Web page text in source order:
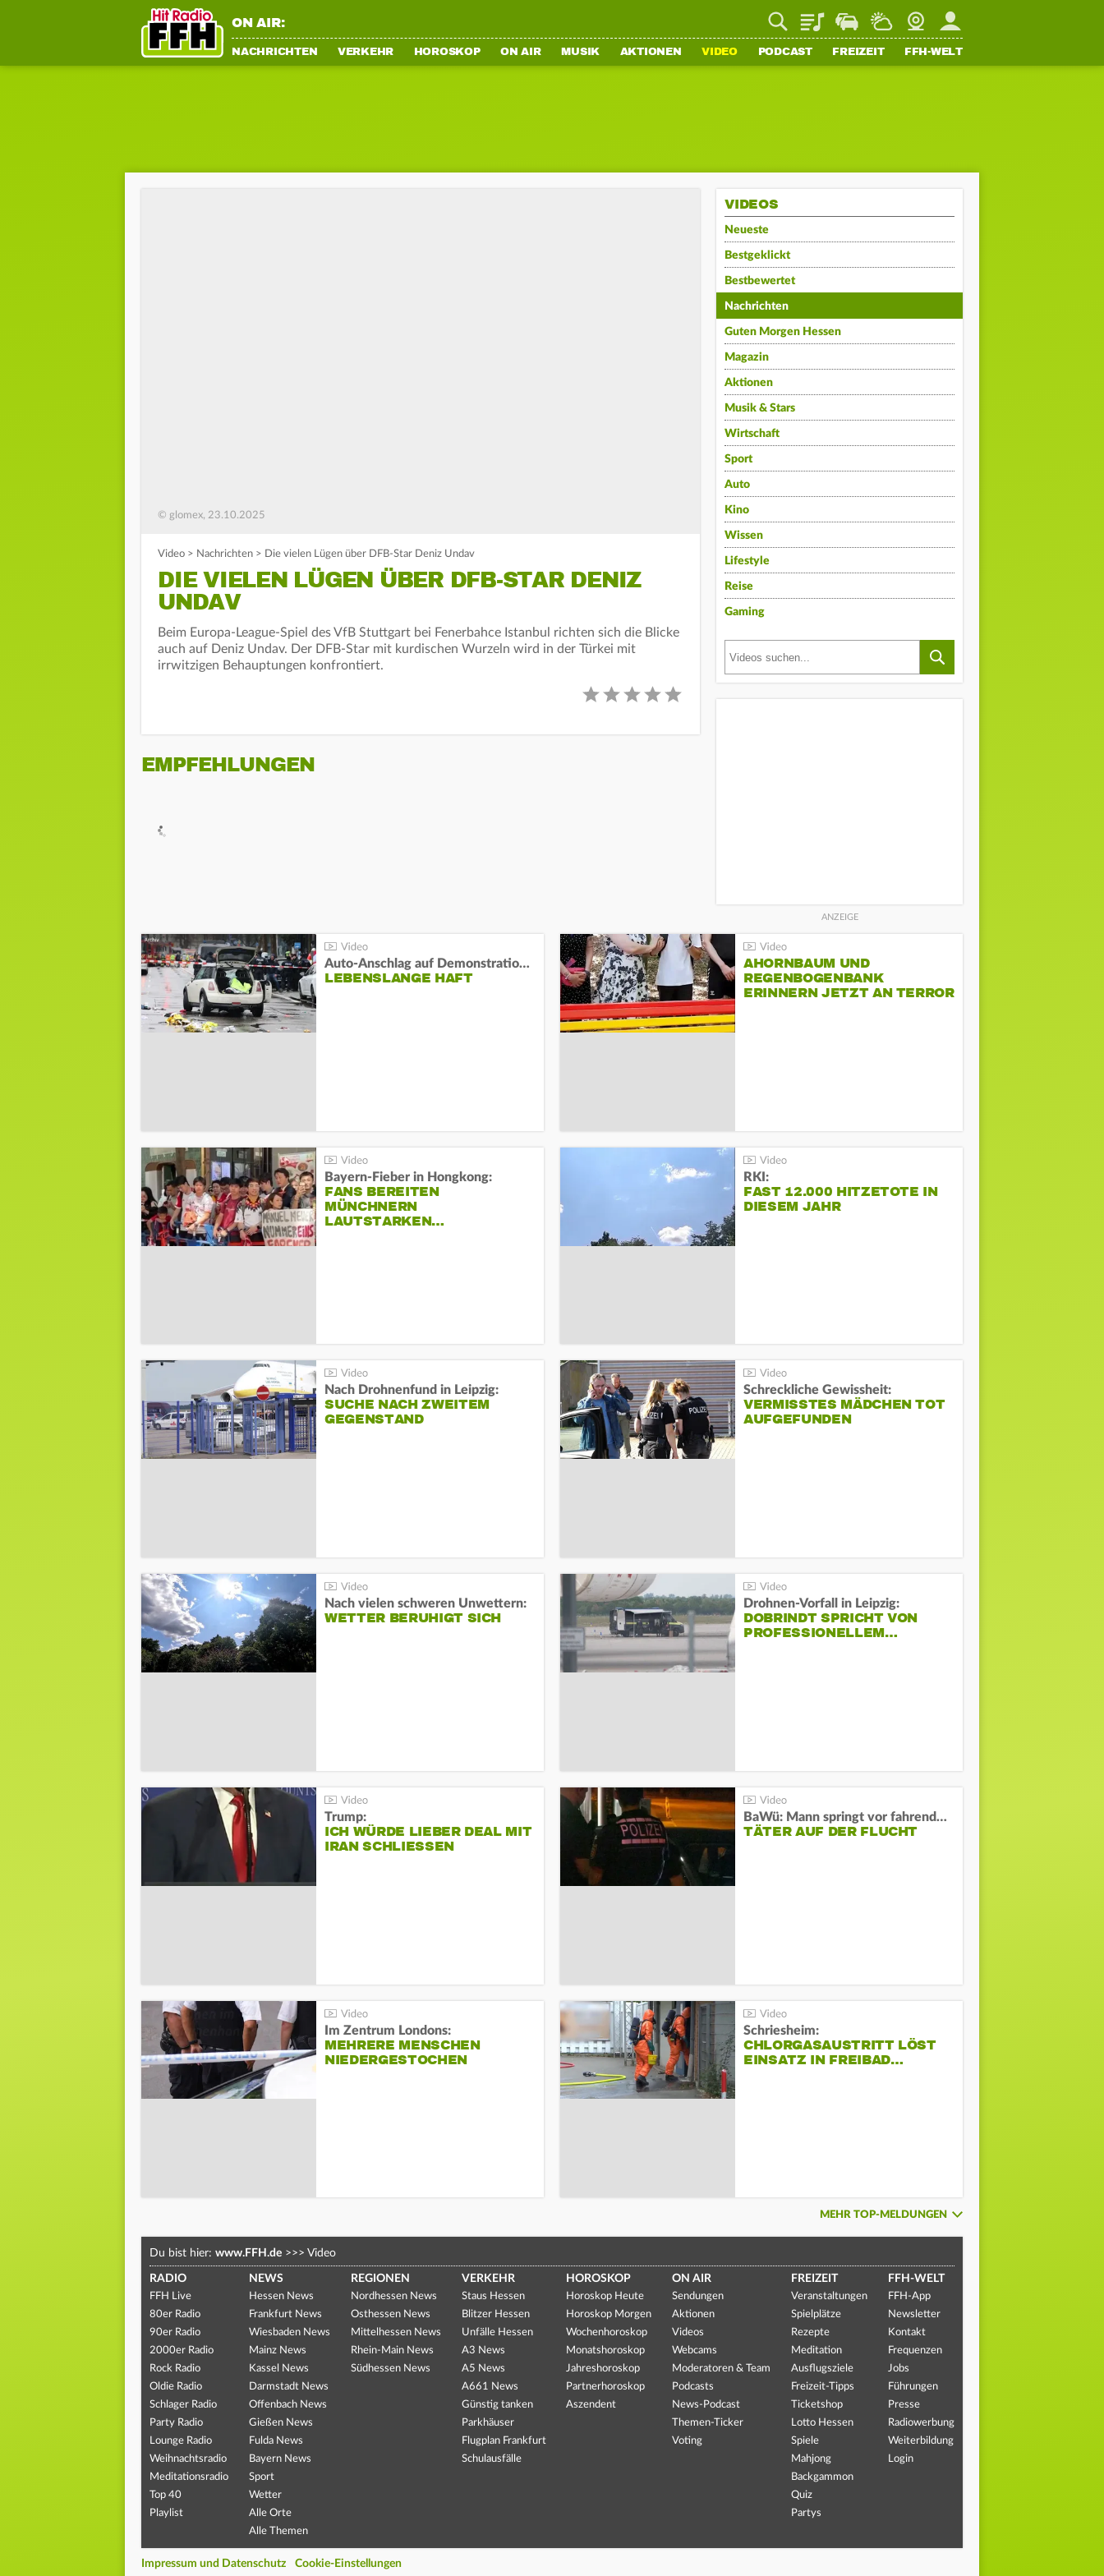
ON AIR: PlaylistStaupilotWetterWebcamMein FFH
NACHRICHTEN VERKEHR HOROSKOP ON AIR MUSIK AKTIONEN VIDEO PODCAST FREIZEIT FFH-WELT
© glomex, 23.10.2025
Video > Nachrichten > Die vielen Lügen über DFB-Star Deniz Undav
DIE VIELEN LÜGEN ÜBER DFB-STAR DENIZ
UNDAV
Beim Europa-League-Spiel des VfB Stuttgart bei Fenerbahce Istanbul richten sich die Blicke
auch auf Deniz Undav. Der DFB-Star mit kurdischen Wurzeln wird in der Türkei mit
irrwitzigen Behauptungen konfrontiert.
EMPFEHLUNGEN
VIDEOS
Neueste
Bestgeklickt
Bestbewertet
Nachrichten
Guten Morgen Hessen
Magazin
Aktionen
Musik & Stars
Wirtschaft
Sport
Auto
Kino
Wissen
Lifestyle
Reise
Gaming
Auto-Anschlag auf Demonstration in München:
LEBENSLANGE HAFT
AHORNBAUM UND
REGENBOGENBANK
ERINNERN JETZT AN TERROR
Bayern-Fieber in Hongkong:
FANS BEREITEN
MÜNCHNERN
LAUTSTARKEN…
RKI:
FAST 12.000 HITZETOTE IN
DIESEM JAHR
Nach Drohnenfund in Leipzig:
SUCHE NACH ZWEITEM
GEGENSTAND
Schreckliche Gewissheit:
VERMISSTES MÄDCHEN TOT
AUFGEFUNDEN
Nach vielen schweren Unwettern:
WETTER BERUHIGT SICH
Drohnen-Vorfall in Leipzig:
DOBRINDT SPRICHT VON
PROFESSIONELLEM…
Trump:
ICH WÜRDE LIEBER DEAL MIT
IRAN SCHLIESSEN
BaWü: Mann springt vor fahrendes Auto und schießt
TÄTER AUF DER FLUCHT
Im Zentrum Londons:
MEHRERE MENSCHEN
NIEDERGESTOCHEN
Schriesheim:
CHLORGASAUSTRITT LÖST
EINSATZ IN FREIBAD…
MEHR TOP-MELDUNGEN
Du bist hier: www.FFH.de >>> Video
RADIO
FFH Live
80er Radio
90er Radio
2000er Radio
Rock Radio
Oldie Radio
Schlager Radio
Party Radio
Lounge Radio
Weihnachtsradio
Meditationsradio
Top 40
Playlist
NEWS
Hessen News
Frankfurt News
Wiesbaden News
Mainz News
Kassel News
Darmstadt News
Offenbach News
Gießen News
Fulda News
Bayern News
Sport
Wetter
Alle Orte
Alle Themen
REGIONEN
Nordhessen News
Osthessen News
Mittelhessen News
Rhein-Main News
Südhessen News
VERKEHR
Staus Hessen
Blitzer Hessen
Unfälle Hessen
A3 News
A5 News
A661 News
Günstig tanken
Parkhäuser
Flugplan Frankfurt
Schulausfälle
HOROSKOP
Horoskop Heute
Horoskop Morgen
Wochenhoroskop
Monatshoroskop
Jahreshoroskop
Partnerhoroskop
Aszendent
ON AIR
Sendungen
Aktionen
Videos
Webcams
Moderatoren & Team
Podcasts
News-Podcast
Themen-Ticker
Voting
FREIZEIT
Veranstaltungen
Spielplätze
Rezepte
Meditation
Ausflugsziele
Freizeit-Tipps
Ticketshop
Lotto Hessen
Spiele
Mahjong
Backgammon
Quiz
Partys
FFH-WELT
FFH-App
Newsletter
Kontakt
Frequenzen
Jobs
Führungen
Presse
Radiowerbung
Weiterbildung
Login
Impressum und Datenschutz Cookie-Einstellungen